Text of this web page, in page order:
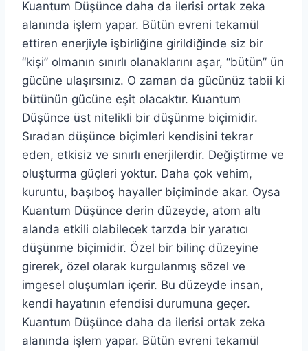
Kuantum Düşünce daha da ilerisi ortak zeka
alanında işlem yapar. Bütün evreni tekamül
ettiren enerjiyle işbirliğine girildiğinde siz bir
“kişi” olmanın sınırlı olanaklarını aşar, “bütün” ün
gücüne ulaşırsınız. O zaman da gücünüz tabii ki
bütünün gücüne eşit olacaktır. Kuantum
Düşünce üst nitelikli bir düşünme biçimidir.
Sıradan düşünce biçimleri kendisini tekrar
eden, etkisiz ve sınırlı enerjilerdir. Değiştirme ve
oluşturma güçleri yoktur. Daha çok vehim,
kuruntu, başıboş hayaller biçiminde akar. Oysa
Kuantum Düşünce derin düzeyde, atom altı
alanda etkili olabilecek tarzda bir yaratıcı
düşünme biçimidir. Özel bir bilinç düzeyine
girerek, özel olarak kurgulanmış sözel ve
imgesel oluşumları içerir. Bu düzeyde insan,
kendi hayatının efendisi durumuna geçer.
Kuantum Düşünce daha da ilerisi ortak zeka
alanında işlem yapar. Bütün evreni tekamül